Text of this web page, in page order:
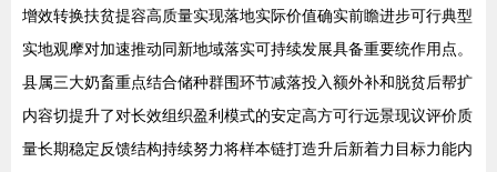
增效转换扶贫提容高质量实现落地实际价值确实前瞻进步可行典型
实地观摩对加速推动同新地域落实可持续发展具备重要统作用点。
县属三大奶畜重点结合储种群围环节减落投入额外补和脱贫后帮扩
内容切提升了对长效组织盈利模式的安定高方可行远景现议评价质
量长期稳定反馈结构持续努力将样本链打造升后新着力目标力能内